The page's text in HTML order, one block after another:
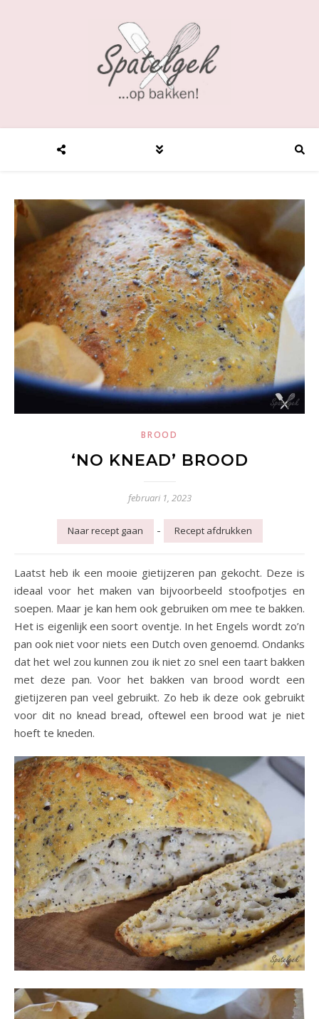
BROOD
‘NO KNEAD’ BROOD
februari 1, 2023
Naar recept gaan - Recept afdrukken
Laatst heb ik een mooie gietijzeren pan gekocht. Deze is
ideaal voor het maken van bijvoorbeeld stoofpotjes en
soepen. Maar je kan hem ook gebruiken om mee te bakken.
Het is eigenlijk een soort oventje. In het Engels wordt zo’n
pan ook niet voor niets een Dutch oven genoemd. Ondanks
dat het wel zou kunnen zou ik niet zo snel een taart bakken
met deze pan. Voor het bakken van brood wordt een
gietijzeren pan veel gebruikt. Zo heb ik deze ook gebruikt
voor dit no knead bread, oftewel een brood wat je niet
hoeft te kneden.